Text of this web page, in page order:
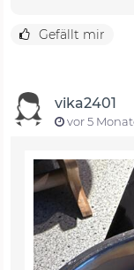
Gefällt mir
vika2401
vor 5